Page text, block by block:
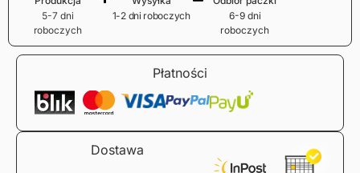
5-7 dni
roboczych
1-2 dni roboczych
6-9 dni
roboczych
Płatności
Dostawa